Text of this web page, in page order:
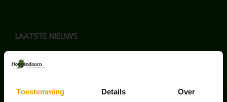
Toestemming Details Over
LAATSTE NIEUWS
augustus 7, 2026